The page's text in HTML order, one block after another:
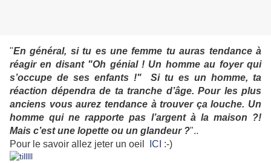
"En général, si tu es une femme tu auras tendance à
réagir en disant "Oh génial ! Un homme au foyer qui
s’occupe de ses enfants !" Si tu es un homme, ta
réaction dépendra de ta tranche d’âge. Pour les plus
anciens vous aurez tendance à trouver ça louche. Un
homme qui ne rapporte pas l’argent à la maison ?!
Mais c’est une lopette ou un glandeur ?"..
Pour le savoir allez jeter un oeil
ICI :-)